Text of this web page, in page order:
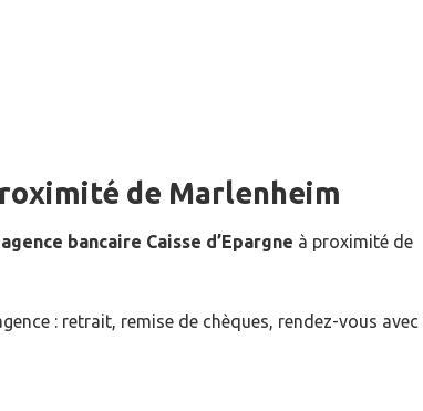
de Marlenheim
bancaire Caisse d’Epargne à proximité de
: retrait, remise de chèques, rendez-vous avec